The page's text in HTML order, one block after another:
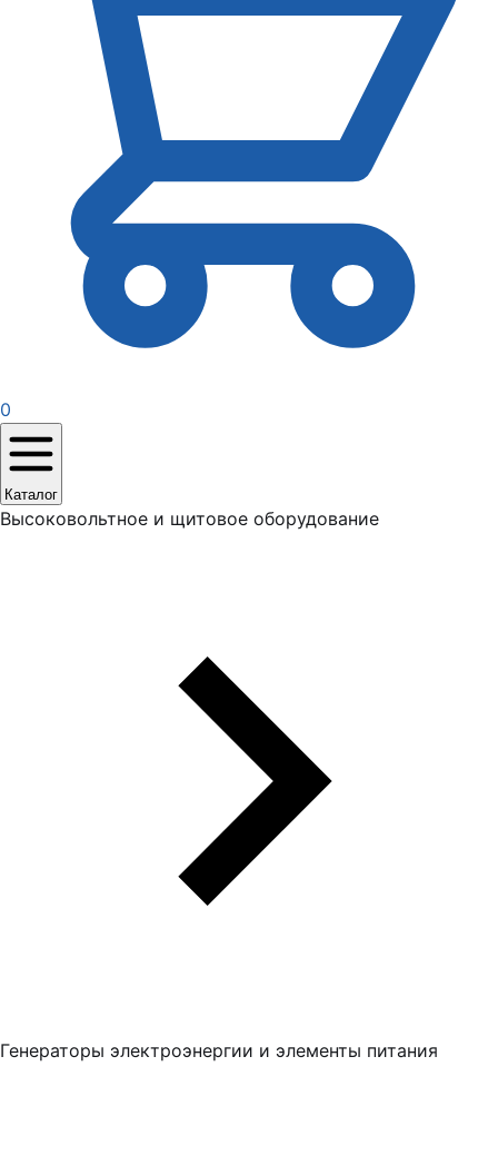
0
Каталог
Высоковольтное и щитовое оборудование
Генераторы электроэнергии и элементы питания